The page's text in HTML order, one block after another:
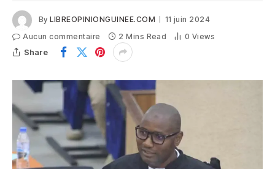
By LIBREOPINIONGUINEE.COM
11 juin 2024
Aucun commentaire
2 Mins Read 0 Views
Share